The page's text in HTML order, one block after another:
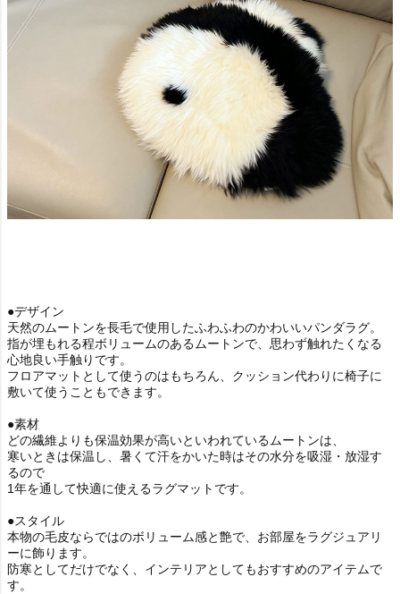
●デザイン
天然のムートンを長毛で使用したふわふわのかわいいパンダラグ。
指が埋もれる程ボリュームのあるムートンで、思わず触れたくなる
心地良い手触りです。
フロアマットとして使うのはもちろん、クッション代わりに椅子に
敷いて使うこともできます。
●素材
どの繊維よりも保温効果が高いといわれているムートンは、
寒いときは保温し、暑くて汗をかいた時はその水分を吸湿・放湿す
るので
1年を通して快適に使えるラグマットです。
●スタイル
本物の毛皮ならではのボリューム感と艶で、お部屋をラグジュアリ
ーに飾ります。
防寒としてだけでなく、インテリアとしてもおすすめのアイテムで
す。